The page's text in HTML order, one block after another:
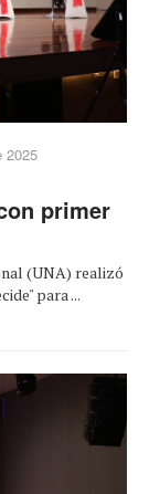
2025
primer
(UNA) realizó
para ...